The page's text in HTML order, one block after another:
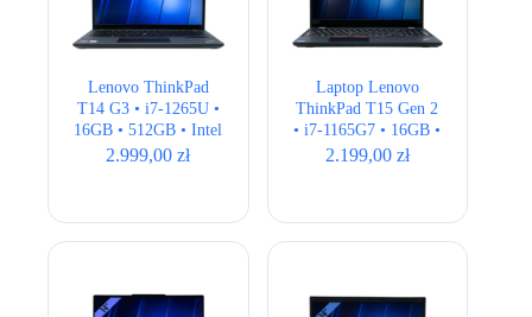
Lenovo ThinkPad
T14 G3 • i7-1265U •
16GB • 512GB • Intel
UHD • 14,1″
2.999,00zł
Laptop Lenovo
ThinkPad T15 Gen 2
• i7-1165G7 • 16GB •
256GB • Intel Iris Xe
2.199,00 zł